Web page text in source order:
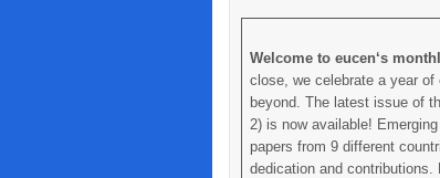
Welcome to eucen‘s
close, we celebrate a year of
beyond. The latest issue of
2) is now available!
papers from 9 different
dedication and contributions.